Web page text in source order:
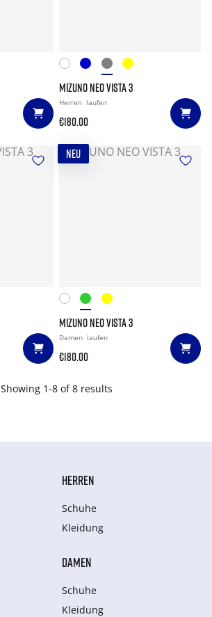
MIZUNO NEO VISTA 3
Herren laufen
€180.00
NEU
MIZUNO NEO VISTA 3
Damen laufen
€180.00
Showing 1-8 of 8 results
HERREN
Schuhe
Kleidung
DAMEN
Schuhe
Kleidung